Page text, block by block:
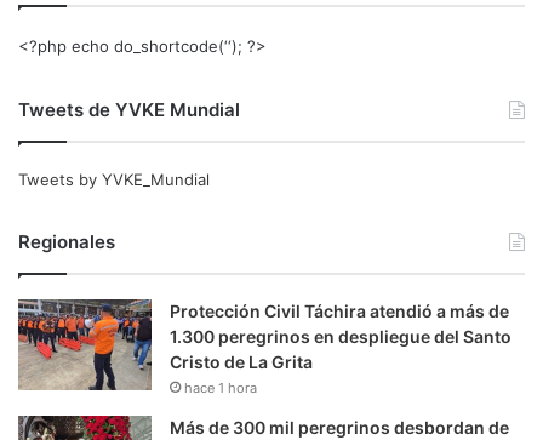
<?php echo do_shortcode(‘‘); ?>
Tweets de YVKE Mundial
Tweets by YVKE_Mundial
Regionales
Protección Civil Táchira atendió a más de
1.300 peregrinos en despliegue del Santo
Cristo de La Grita
hace 1 hora
Más de 300 mil peregrinos desbordan de